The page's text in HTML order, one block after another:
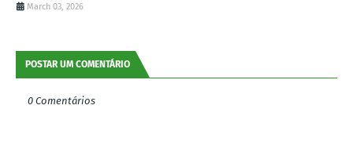
March 03, 2026
POSTAR UM COMENTÁRIO
0 Comentários